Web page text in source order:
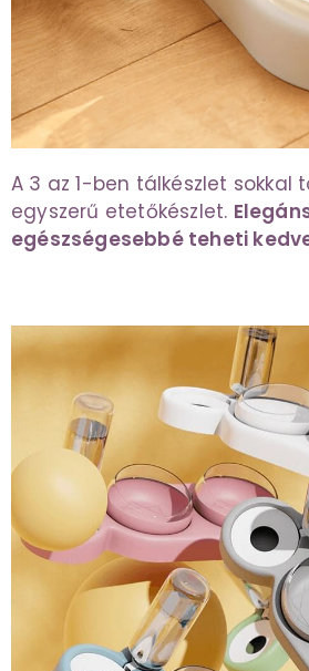
A 3 az 1-ben tálkészlet sokkal
egyszerű etetőkészlet.
egészségesebbé teheti